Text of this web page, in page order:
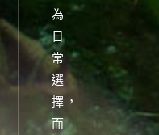
為
日
常
選
擇，
而